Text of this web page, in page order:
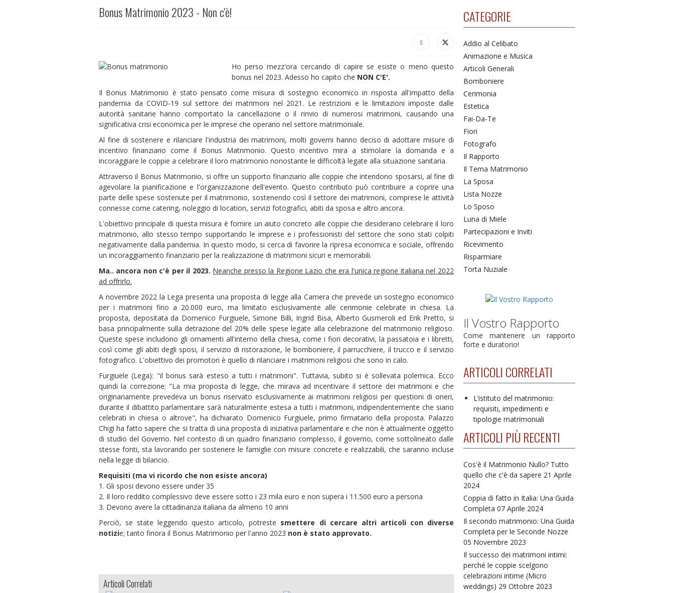
Bonus Matrimonio 2023 - Non c'è!
Ho perso mezz'ora cercando di capire se esiste o meno questo
bonus nel 2023. Adesso ho capito che NON C'E'.
Il Bonus Matrimonio è stato pensato come misura di sostegno economico in risposta all'impatto della
pandemia da COVID-19 sul settore dei matrimoni nel 2021. Le restrizioni e le limitazioni imposte dalle
autorità sanitarie hanno comportato la cancellazione o il rinvio di numerosi matrimoni, causando una
significativa crisi economica per le imprese che operano nel settore matrimoniale.
Al fine di sostenere e rilanciare l'industria dei matrimoni, molti governi hanno deciso di adottare misure di
incentivo finanziario come il Bonus Matrimonio. Questo incentivo mira a stimolare la domanda e a
incoraggiare le coppie a celebrare il loro matrimonio nonostante le difficoltà legate alla situazione sanitaria.
Attraverso il Bonus Matrimonio, si offre un supporto finanziario alle coppie che intendono sposarsi, al fine di
agevolare la pianificazione e l'organizzazione dell'evento. Questo contributo può contribuire a coprire una
parte delle spese sostenute per il matrimonio, sostenendo così il settore dei matrimoni, comprese le attività
connesse come catering, noleggio di location, servizi fotografici, abiti da sposa e altro ancora.
L'obiettivo principale di questa misura è fornire un aiuto concreto alle coppie che desiderano celebrare il loro
matrimonio, allo stesso tempo supportando le imprese e i professionisti del settore che sono stati colpiti
negativamente dalla pandemia. In questo modo, si cerca di favorire la ripresa economica e sociale, offrendo
un incoraggiamento finanziario per la realizzazione di matrimoni sicuri e memorabili.
Ma.. ancora non c'è per il 2023. Neanche presso la Regione Lazio che era l'unica regione italiana nel 2022
ad offrirlo.
A novembre 2022 la Lega presenta una proposta di legge alla Camera che prevede un sostegno economico
per i matrimoni fino a 20.000 euro, ma limitato esclusivamente alle cerimonie celebrate in chiesa. La
proposta, depositata da Domenico Furgiuele, Simone Billi, Ingrid Bisa, Alberto Gusmeroli ed Erik Pretto, si
basa principalmente sulla detrazione del 20% delle spese legate alla celebrazione del matrimonio religioso.
Queste spese includono gli ornamenti all'interno della chiesa, come i fiori decorativi, la passatoia e i libretti,
così come gli abiti degli sposi, il servizio di ristorazione, le bomboniere, il parrucchiere, il trucco e il servizio
fotografico. L'obiettivo dei promotori è quello di rilanciare i matrimoni religiosi che sono in calo.
Furgiuele (Lega): "il bonus sarà esteso a tutti i matrimoni". Tuttavia, subito si è sollevata polemica. Ecco
quindi la correzione: "La mia proposta di legge, che mirava ad incentivare il settore dei matrimoni e che
originariamente prevedeva un bonus riservato esclusivamente ai matrimoni religiosi per questioni di oneri,
durante il dibattito parlamentare sarà naturalmente estesa a tutti i matrimoni, indipendentemente che siano
celebrati in chiesa o altrove", ha dichiarato Domenico Furgiuele, primo firmatario della proposta. Palazzo
Chigi ha fatto sapere che si tratta di una proposta di iniziativa parlamentare e che non è attualmente oggetto
di studio del Governo. Nel contesto di un quadro finanziario complesso, il governo, come sottolineato dalle
stesse fonti, sta lavorando per sostenere le famiglie con misure concrete e realizzabili, che saranno incluse
nella legge di bilancio.
Requisiti (ma vi ricordo che non esiste ancora)
1. Gli sposi devono essere under 35
2. Il loro reddito complessivo deve essere sotto i 23 mila euro e non supera i 11.500 euro a persona
3. Devono avere la cittadinanza italiana da almeno 10 anni
Perciò, se state leggendo questo articolo, potreste smettere di cercare altri articoli con diverse
notizie; tanto finora il Bonus Matrimonio per l'anno 2023 non è stato approvato.
Articoli Correlati
CATEGORIE
Addio al Celibato
Animazione e Musica
Articoli Generali
Bomboniere
Cerimonia
Estetica
Fai-Da-Te
Fiori
Fotografo
Il Rapporto
Il Tema Matrimonio
La Sposa
Lista Nozze
Lo Sposo
Luna di Miele
Partecipazioni e Inviti
Ricevimento
Risparmiare
Torta Nuziale
Il Vostro Rapporto
Come mantenere un rapporto
forte e duratorio!
ARTICOLI CORRELATI
L’istituto del matrimonio:
requisiti, impedimenti e
tipologie matrimoniali
ARTICOLI PIÙ RECENTI
Cos'è il Matrimonio Nullo? Tutto
quello che c'è da sapere 21 Aprile
2024
Coppia di fatto in Italia: Una Guida
Completa 07 Aprile 2024
Il secondo matrimonio: Una Guida
Completa per le Seconde Nozze
05 Novembre 2023
Il successo dei matrimoni intimi:
perché le coppie scelgono
celebrazioni intime (Micro
weddings) 29 Ottobre 2023